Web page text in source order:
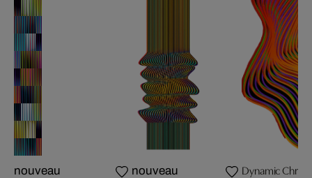
nouveau nouveau Dynamic